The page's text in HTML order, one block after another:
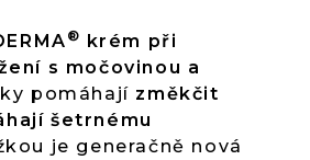
® krém při
s močovinou a
pomáhají změkčit
šetrnému
je generačně nová